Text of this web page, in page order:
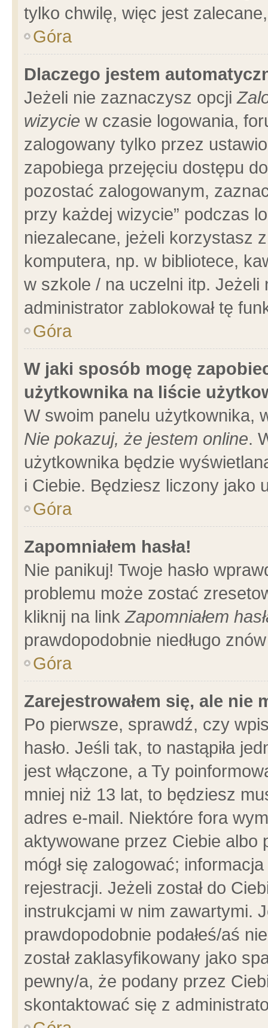
tylko chwilę, więc jest
Góra
Dlaczego jestem
Jeżeli nie zaznaczysz opcji
wizycie w czasie logowania,
zalogowany tylko przez
zapobiega przejęciu dostępu
pozostać zalogowanym,
przy każdej wizycie” podczas
niezalecane, jeżeli korzystasz
komputera, np. w bibliotece,
w szkole / na uczelni itp.
administrator zablokował tę
Góra
W jaki sposób mogę
użytkownika na liście
W swoim panelu użytkownika,
Nie pokazuj, że jestem online.
użytkownika będzie
i Ciebie. Będziesz liczony jako
Góra
Zapomniałem hasła!
Nie panikuj! Twoje hasło
problemu może zostać
kliknij na linkZapomniałem
prawdopodobnie niedługo
Góra
Zarejestrowałem się, ale nie
Po pierwsze, sprawdź, czy
hasło. Jeśli tak, to nastąpiła
jest włączone, a Ty
mniej niż 13 lat, to będziesz
adres e-mail. Niektóre fora
aktywowane przez Ciebie albo
mógł się zalogować;
rejestracji. Jeżeli został do
instrukcjami w nim zawartymi.
prawdopodobnie podałeś/aś
został zaklasyfikowany jako
pewny/a, że podany przez
skontaktować się z